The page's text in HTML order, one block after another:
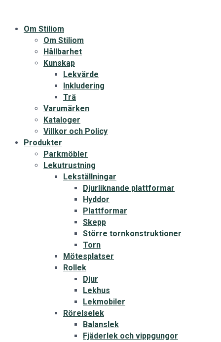
Om Stiliom
Om Stiliom
Hållbarhet
Kunskap
Lekvärde
Inkludering
Trä
Varumärken
Kataloger
Villkor och Policy
Produkter
Parkmöbler
Lekutrustning
Lekställningar
Djurliknande plattformar
Hyddor
Plattformar
Skepp
Större tornkonstruktioner
Torn
Mötesplatser
Rollek
Djur
Lekhus
Lekmobiler
Rörelselek
Balanslek
Fjäderlek och vippgungor